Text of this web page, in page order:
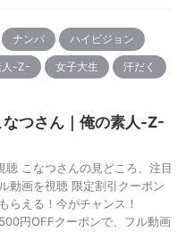
ナンパ ハイビジョン
人-Z- 女子大生 汗だく
つさん｜俺の素人-Z-
聴 こなつさんの見どころ、注目
動画を視聴 限定割引クーポン
らえる！今がチャンス！
円OFFクーポンで、フル動画